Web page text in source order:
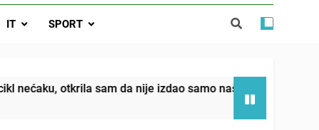
nije izdao samo našu kćer, nego je
sin već sutradan oženio ljubavnicom,
i da iza bolničkog stakla već čekaju
IT SPORT
sam da nije izdao samo našu kćer, nego je svojim